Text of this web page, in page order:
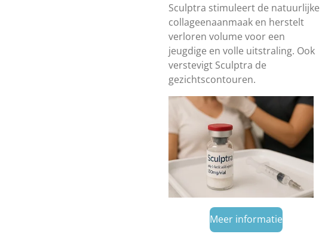
Sculptra stimuleert de natuurlijke
collageenaanmaak en herstelt
verloren volume voor een
jeugdige en volle uitstraling. Ook
verstevigt Sculptra de
gezichtscontouren.
Meer informatie